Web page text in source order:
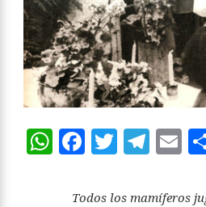
WhatsApp
Facebook
Todos los mamíferos